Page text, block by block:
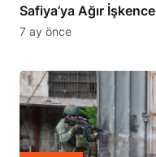
Safiya’ya Ağır İşkence
7 ay önce